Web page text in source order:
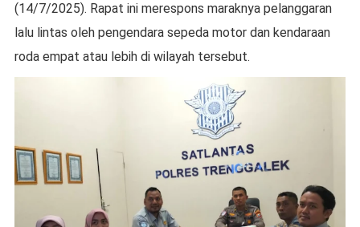
(14/7/2025). Rapat ini merespons maraknya pelanggaran
lalu lintas oleh pengendara sepeda motor dan kendaraan
roda empat atau lebih di wilayah tersebut.